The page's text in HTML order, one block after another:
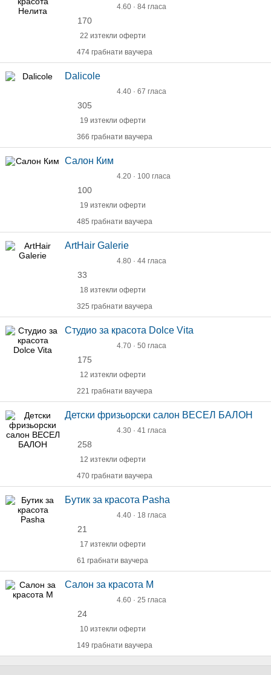
4.60 · 84 гласа
170
22 изтекли оферти
474 грабнати ваучера
Dalicole
4.40 · 67 гласа
305
19 изтекли оферти
366 грабнати ваучера
Салон Ким
4.20 · 100 гласа
100
19 изтекли оферти
485 грабнати ваучера
ArtHair Galerie
4.80 · 44 гласа
33
18 изтекли оферти
325 грабнати ваучера
Студио за красота Dolce Vita
4.70 · 50 гласа
175
12 изтекли оферти
221 грабнати ваучера
Детски фризьорски салон ВЕСЕЛ БАЛОН
4.30 · 41 гласа
258
12 изтекли оферти
470 грабнати ваучера
Бутик за красота Pasha
4.40 · 18 гласа
21
17 изтекли оферти
61 грабнати ваучера
Салон за красота М
4.60 · 25 гласа
24
10 изтекли оферти
149 грабнати ваучера